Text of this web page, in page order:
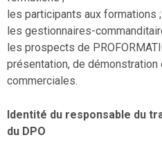
les participants aux formations ;
les gestionnaires-
les prospects de
présentation, de démonstration
commerciales.
Identité du responsable du
du DPO